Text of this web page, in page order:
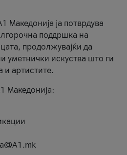
Македонија ја потврдува
поддршка на
продолжувајќи да
уметнички искуства што ги
и артистите.
Македонија: